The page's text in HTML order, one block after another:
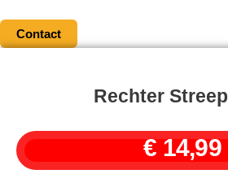
Contact
Rechter
€14,99